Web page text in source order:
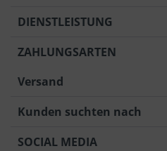
DIENSTLEISTUNG
ZAHLUNGSARTEN
Versand
Kunden suchten nach
SOCIAL MEDIA